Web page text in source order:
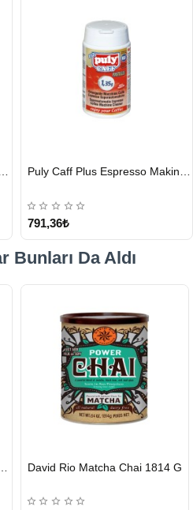
GÖNDERİ
791,36₺
Bunları Da Aldı
GÖNDERİ
David Rio Matcha Chai 1814 G